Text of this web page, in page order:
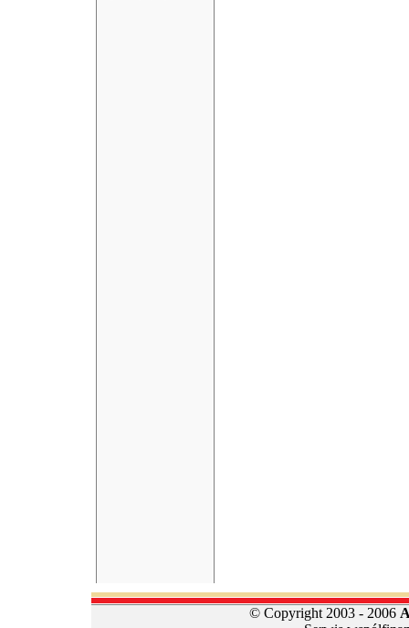
© Copyright 2003 - 2006